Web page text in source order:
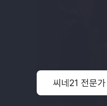
씨네21 전문가